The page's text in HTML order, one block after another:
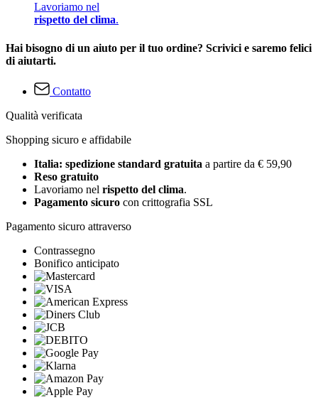
Lavoriamo nel
rispetto del clima.
Hai bisogno di un aiuto per il tuo ordine? Scrivici e saremo felici
di aiutarti.
Contatto
Qualità verificata
Shopping sicuro e affidabile
Italia: spedizione standard gratuita a partire da € 59,90
Reso gratuito
Lavoriamo nel rispetto del clima.
Pagamento sicuro con crittografia SSL
Pagamento sicuro attraverso
Contrassegno
Bonifico anticipato